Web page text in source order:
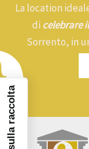
La location
di celebrare
Sorrento, in